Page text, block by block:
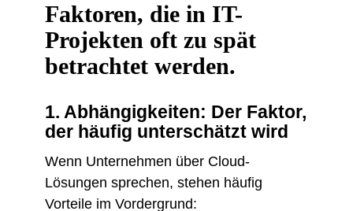
Faktoren, die in IT-
Projekten oft zu spät
betrachtet werden.
1. Abhängigkeiten: Der Faktor,
der häufig unterschätzt wird
Wenn Unternehmen über Cloud-
Lösungen sprechen, stehen häufig
Vorteile im Vordergrund: